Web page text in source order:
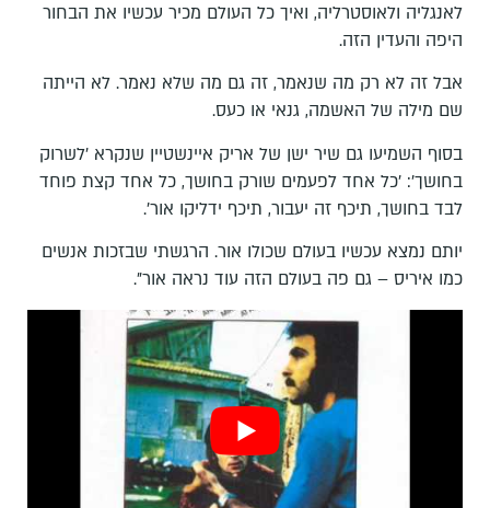
לאנגליה ולאוסטרליה, ואיך כל העולם מכיר עכשיו את הבחור
היפה והעדין הזה.
אבל זה לא רק מה שנאמר, זה גם מה שלא נאמר. לא הייתה
שם מילה של האשמה, גנאי או כעס.
בסוף השמיעו גם שיר ישן של אריק איינשטיין שנקרא 'לשרוק
בחושך': 'כל אחד לפעמים שורק בחושך, כל אחד קצת פוחד
לבד בחושך, תיכף זה יעבור, תיכף ידליקו אור'.
יותם נמצא עכשיו בעולם שכולו אור. הרגשתי שבזכות אנשים
כמו איריס – גם פה בעולם הזה עוד נראה אור".